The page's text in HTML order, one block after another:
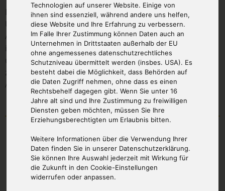
Technologien auf unserer Website. Einige von
ihnen sind essenziell, während andere uns helfen,
diese Website und Ihre Erfahrung zu verbessern.
Im Falle Ihrer Zustimmung können Daten auch an
Unternehmen in Drittstaaten außerhalb der EU
ohne angemessenes datenschutzrechtliches
Schutzniveau übermittelt werden (insbes. USA). Es
besteht dabei die Möglichkeit, dass Behörden auf
die Daten Zugriff nehmen, ohne dass es einen
Rechtsbehelf dagegen gibt. Wenn Sie unter 16
Jahre alt sind und Ihre Zustimmung zu freiwilligen
Diensten geben möchten, müssen Sie Ihre
Erziehungsberechtigten um Erlaubnis bitten.
Weitere Informationen über die Verwendung Ihrer
Daten finden Sie in unserer Datenschutzerklärung.
Sie können Ihre Auswahl jederzeit mit Wirkung für
die Zukunft in den Cookie-Einstellungen
widerrufen oder anpassen.
Hubschrauberflug ab Heliport St. Johann im Pongau:
Unvergessliche Erlebnisse in den österreichischen
Alpen. Lage und Erreichbarkeit: Der Heliport St. Johann
im Pongau liegt im wunderschönen Salzburger Land,
umgeben von den majestätischen Alpen. Er ist leicht
zugänglich für Einheimische und Touristen, die mit dem
Auto oder öffentlichen Verkehrsmitteln anreisen.
Produkte mit dem
Abflughafen